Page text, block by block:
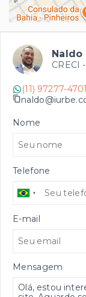
Naldo
CRECI -
(11) 97277-4701
Nome
Telefone
E-mail
Mensagem